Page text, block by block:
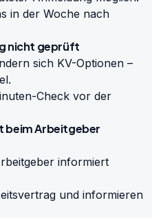
in der Woche nach
nicht geprüft
sich KV-Optionen –
Check vor der
beim Arbeitgeber
informiert
und informieren